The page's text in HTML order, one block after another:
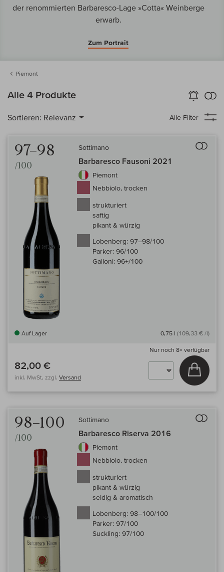
der renommierten Barbaresco-Lage »Cotta« Weinberge
erwarb.
Zum Portrait
Piemont
Alle 4 Produkte Wein-Alarm
aktivieren
Sortieren: Relevanz Alle Filter
97–98
/100
Sottimano
Barbaresco Fausoni 2021
Piemont
Nebbiolo, trocken
strukturiert
saftig
pikant & würzig
Lobenberg: 97–98/100
Parker: 96/100
Galloni: 96+/100
Auf Lager 0,75 l (109,33 € /l)
Nur noch 8× verfügbar
82,00 €
inkl. MwSt, zzgl. Versand
In
98–100
/100
Sottimano
Barbaresco Riserva 2016
Piemont
Nebbiolo, trocken
strukturiert
pikant & würzig
seidig & aromatisch
Lobenberg: 98–100/100
Parker: 97/100
Suckling: 97/100